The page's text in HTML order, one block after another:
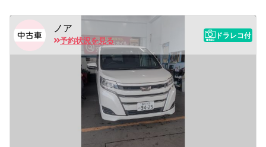
ノア
予約状況を見る
ドラレコ付